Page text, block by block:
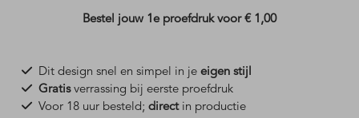
Bestel jouw 1e proefdruk voor€ 1,00
Dit design snel en simpel in je eigen stijl
Gratisverrassing bij eerste proefdruk
Voor 18 uur besteld; directin productie